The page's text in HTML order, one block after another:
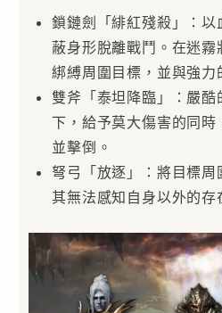
鎖鏈劍「緋紅殘殺」：
蔽身形脫離戰鬥。在迷
綁縛周圍目標，並與強力
雙斧「泰坦降臨」：嚴
下，給予莫大傷害的同
並擊倒。
弩弓「放逐」：將目標
其無法感知自身以外的存